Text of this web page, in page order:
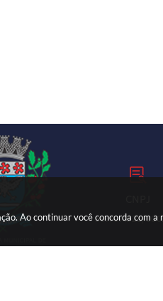
Ao continuar você concorda com a
59.767.921/